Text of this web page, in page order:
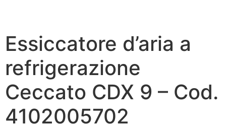
Essiccatore d’aria a
refrigerazione
Ceccato CDX 9 – Cod.
4102005702